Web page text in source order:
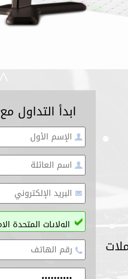
ابدأ التداول مع CM Trading